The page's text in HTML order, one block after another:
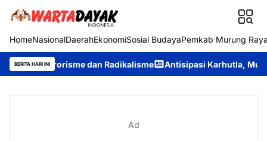
HomeNasionalDaerahEkonomiSosial BudayaPemkab Murung
BERITA HARI INI
dan Radikalisme Antisipasi Karhutla, Murung Raya Resmi
Ad